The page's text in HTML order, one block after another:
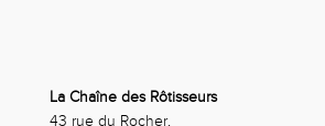
La Chaîne des Rôtisseurs
43 rue du Rocher,